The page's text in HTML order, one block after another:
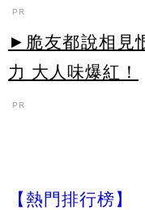
PR
►脆友都說相見
力 大人味爆紅！
PR
【熱門排行榜】